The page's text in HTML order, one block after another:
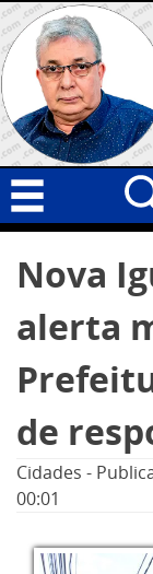
Skip
to
content
Geral
Cidades
Política
Opinião
Informe
por:
Nova
alerta
de
Cidades -
00:01